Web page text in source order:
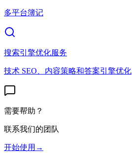
多平台簿记
搜索引擎优化服务
技术 SEO、内容策略和答案引擎优化
需要帮助？
联系我们的团队
开始使用 →